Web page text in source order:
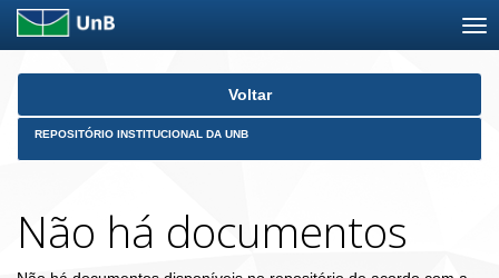
Skip
Voltar
REPOSITÓRIO INSTITUCIONAL DA UNB
Não há documentos